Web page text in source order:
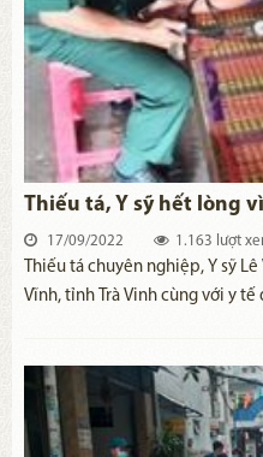
Thiếu tá, Y sỹ hết lòng
17/09/2022 1.163 lượt
Thiếu tá chuyên nghiệp, Y sỹ
Vĩnh, tỉnh Trà Vinh cùng với y
pháp luật Nhà nước, những
lý bảo vệ chủ quyền an ninh